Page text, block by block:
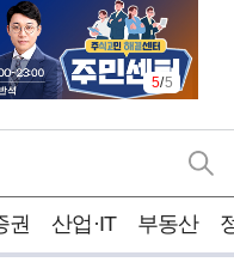
5/5
권 산업·IT 부동산